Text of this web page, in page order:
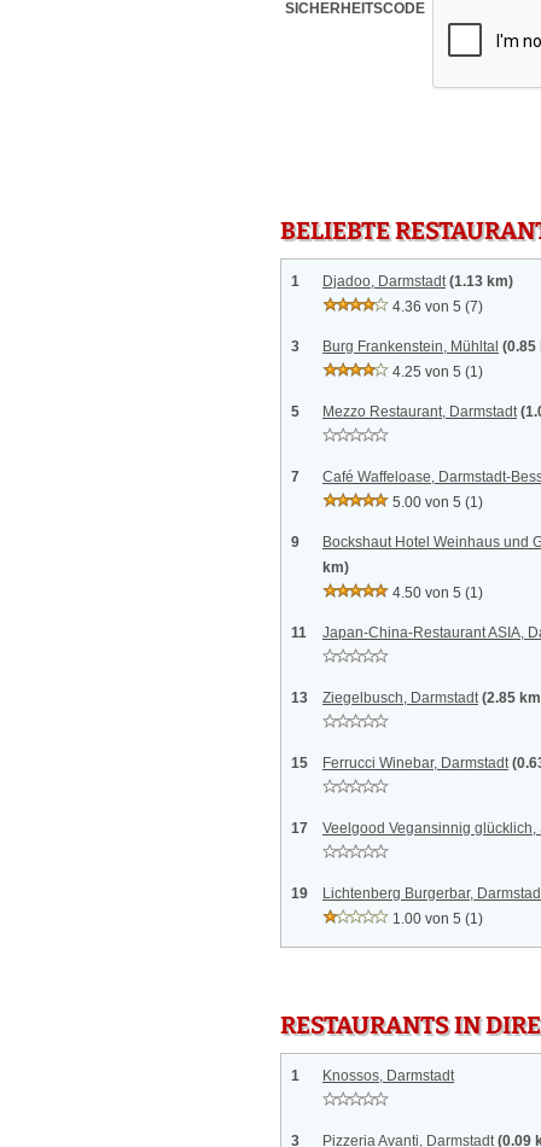
SICHERHEITSCODE
BELIEBTE
1 Djadoo, Darmstadt (1.13 km)
4.36 von 5 (7)
3 Burg Frankenstein, Mühltal (0.85
4.25 von 5 (1)
5 Mezzo Restaurant, Darmstadt
7
Café Waffeloase, Darmstadt-
5.00 von 5 (1)
9
Bockshaut Hotel Weinhaus und
km)
4.50 von 5 (1)
11 Japan-China-Restaurant ASIA,
13 Ziegelbusch, Darmstadt (2.85
15 Ferrucci Winebar, Darmstadt
17 Veelgood Vegansinnig
19
Lichtenberg Burgerbar,
1.00 von 5 (1)
RESTAURANTS IN
1 Knossos, Darmstadt
3 Pizzeria Avanti, Darmstadt (0.09